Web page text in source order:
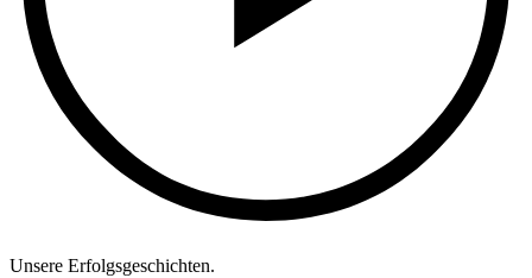
Unsere Erfolgsgeschichten.